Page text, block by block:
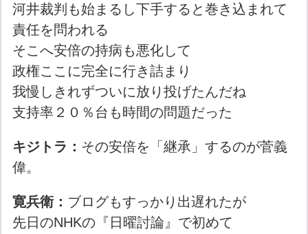
河井裁判も始まるし下手すると巻き込まれて
責任を問われる
そこへ安倍の持病も悪化して
政権ここに完全に行き詰まり
我慢しきれずついに放り投げたんだね
支持率２０％台も時間の問題だった
キジトラ： その安倍を「継承」するのが菅義
偉。
寛兵衛： ブログもすっかり出遅れたが
先日のNHKの『日曜討論』で初めて